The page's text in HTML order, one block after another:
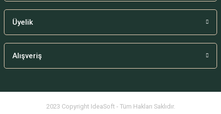
Üyelik
Alışveriş
2023 Copyright IdeaSoft - Tüm Hakları Saklıdır.